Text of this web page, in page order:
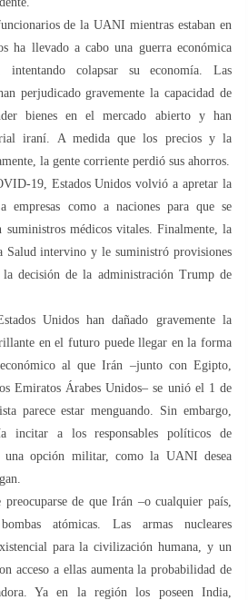
de la UANI mientras estaban en
ha llevado a cabo una guerra económica
intentando colapsar su economía. Las
perjudicado gravemente la capacidad de
bienes en el mercado abierto y han
iraní. A medida que los precios y la
la gente corriente perdió sus ahorros.
19, Estados Unidos volvió a apretar la
empresas como a naciones para que se
suministros médicos vitales. Finalmente, la
Salud intervino y le suministró provisiones
decisión de la administración Trump de
Unidos han dañado gravemente la
en el futuro puede llegar en la forma
al que Irán –junto con Egipto,
Emiratos Árabes Unidos– se unió el 1 de
parece estar menguando. Sin embargo,
incitar a los responsables políticos de
una opción militar, como la UANI desea
preocuparse de que Irán –o cualquier país,
atómicas. Las armas nucleares
para la civilización humana, y un
acceso a ellas aumenta la probabilidad de
Ya en la región los poseen India,